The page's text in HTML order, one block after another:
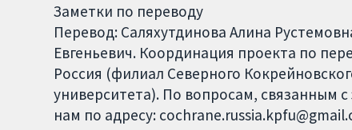
Заметки по переводу
Перевод: Саляхутдинова Алина
Евгеньевич. Координация проекта по
Россия (филиал Северного
университета). По вопросам, связанным
нам по адресу: